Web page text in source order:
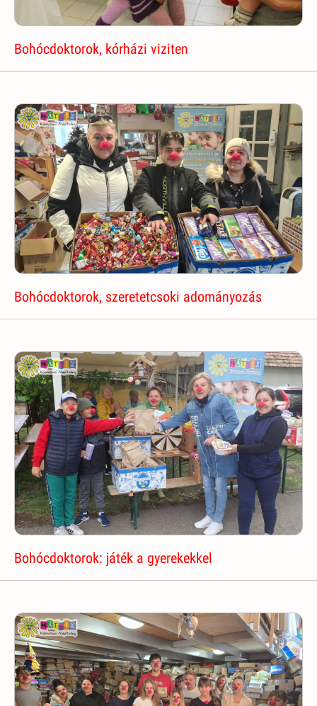
Bohócdoktorok, kórházi viziten
Bohócdoktorok, szeretetcsoki adományozás
Bohócdoktorok: játék a gyerekekkel